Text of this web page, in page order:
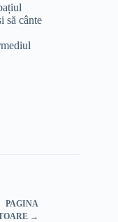
să cânte
PAGINA
→